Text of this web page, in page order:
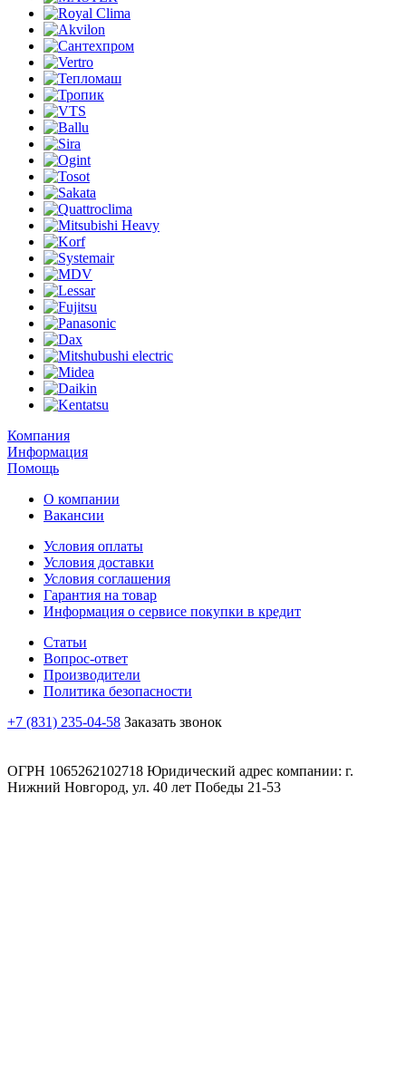
Компания
Информация
Помощь
О компании
Вакансии
Условия оплаты
Условия доставки
Условия соглашения
Гарантия на товар
Информация о сервисе покупки в кредит
Статьи
Вопрос-ответ
Производители
Политика безопасности
+7 (831) 235-04-58 Заказать звонок
ОГРН 1065262102718 Юридический адрес компании: г.
Нижний Новгород, ул. 40 лет Победы 21-53